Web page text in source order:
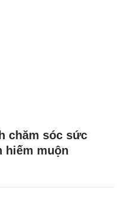
chăm sóc sức
hiếm muộn